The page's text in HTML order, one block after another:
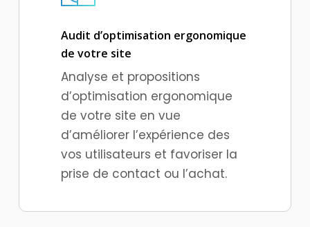
Audit d’optimisation ergonomique
de votre site
Analyse et propositions
d’optimisation ergonomique
de votre site en vue
d’améliorer l’expérience des
vos utilisateurs et favoriser la
prise de contact ou l’achat.